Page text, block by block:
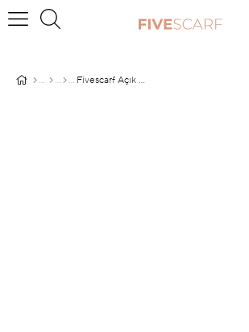
Fivescarf Açık Mavi Relax Sarmal Batik Şal